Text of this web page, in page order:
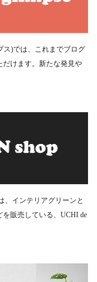
ス)では、これまでブログ
けます。新たな発見や
、インテリアグリーンと
販売している、UCHI de